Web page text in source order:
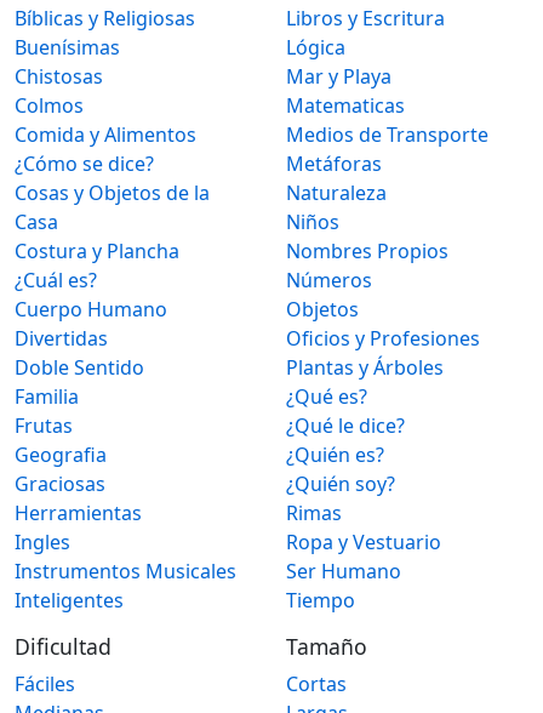
Bíblicas y Religiosas
Buenísimas
Chistosas
Colmos
Comida y Alimentos
¿Cómo se dice?
Cosas y Objetos de la
Casa
Costura y Plancha
¿Cuál es?
Cuerpo Humano
Divertidas
Doble Sentido
Familia
Frutas
Geografia
Graciosas
Herramientas
Ingles
Instrumentos Musicales
Inteligentes
Libros y Escritura
Lógica
Mar y Playa
Matematicas
Medios de Transporte
Metáforas
Naturaleza
Niños
Nombres Propios
Números
Objetos
Oficios y Profesiones
Plantas y Árboles
¿Qué es?
¿Qué le dice?
¿Quién es?
¿Quién soy?
Rimas
Ropa y Vestuario
Ser Humano
Tiempo
Dificultad
Fáciles
Tamaño
Cortas